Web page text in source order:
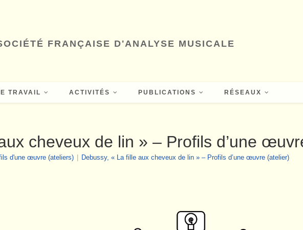
FRANÇAISE D'ANALYSE MUSICALE
TRAVAIL ACTIVITÉS PUBLICATIONS RÉSEAUX
cheveux de lin » – Profils d’une
d'une œuvre (ateliers) Debussy, « La fille aux cheveux de lin » – Profils d’une œuvre (atelier)